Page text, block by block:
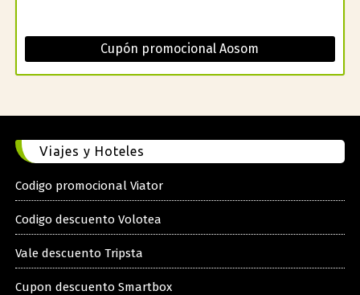
Cupón promocional Aosom
Viajes y Hoteles
Codigo promocional Viator
Codigo descuento Volotea
Vale descuento Tripsta
Cupon descuento Smartbox